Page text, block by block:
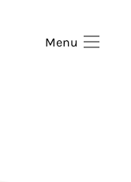
Menu